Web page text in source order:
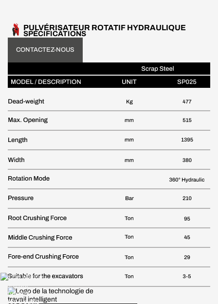
PULVÉRISATEUR ROTATIF HYDRAULIQUE
SPÉCIFICATIONS
CONTACTEZ-NOUS